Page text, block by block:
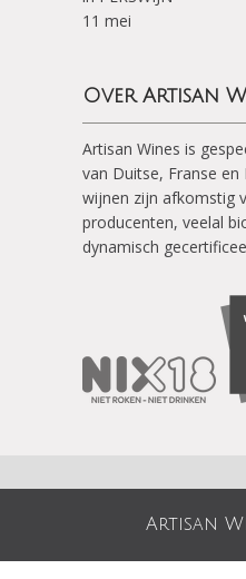
11 mei
Over Artisan
Artisan Wines is
van Duitse, Franse
wijnen zijn afkomstig
producenten, veelal
dynamisch
Artisan